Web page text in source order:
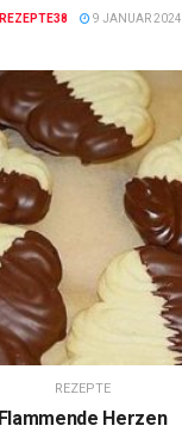
REZEPTE38 9 JANUAR 2024
REZEPTE
Flammende Herzen